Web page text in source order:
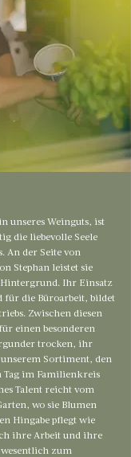
unseres Weinguts, ist
die liebevolle Seele
An der Seite von
Stephan leistet sie
Ihr Einsatz
für die Büroarbeit, bildet
Zwischen diesen
einen besonderen
trocken, ihr
Sortiment, den
Tag im Familienkreis
Talent reicht vom
wo sie Blumen
Hingabe pflegt wie
ihre Arbeit und ihre
zum